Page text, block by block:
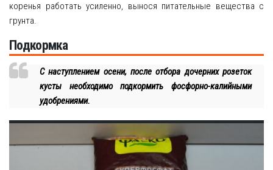
коренья работать усиленно, вынося питательные вещества с
грунта.
Подкормка
С наступлением осени, после отбора дочерних розеток
кусты необходимо подкормить фосфорно-калийными
удобрениями.